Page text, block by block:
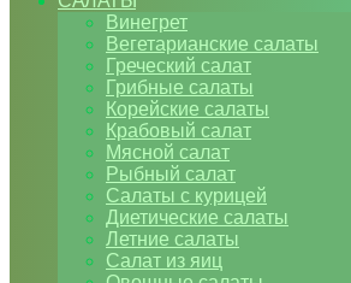
Винегрет
Вегетарианские салаты
Греческий салат
Грибные салаты
Корейские салаты
Крабовый салат
Мясной салат
Рыбный салат
Салаты с курицей
Диетические салаты
Летние салаты
Салат из яиц